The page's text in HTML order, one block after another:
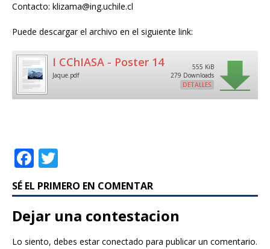
Contacto: klizama@ing.uchile.cl
Puede descargar el archivo en el siguiente link:
I CChIASA - Poster 14
Jaque.pdf
555 KiB
279 Downloads
DETALLES
F
a
c
e
b
w
it
te
r
SÉ EL PRIMERO EN COMENTAR
Dejar una contestacion
Lo siento, debes estarconectado para publicar un comentario.